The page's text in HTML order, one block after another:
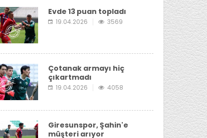
Evde 13 puan topladı
19.04.2026 3569
Çotanak armayı hiç
çıkartmadı
19.04.2026 4058
Giresunspor, Şahin'e
müşteri arıyor